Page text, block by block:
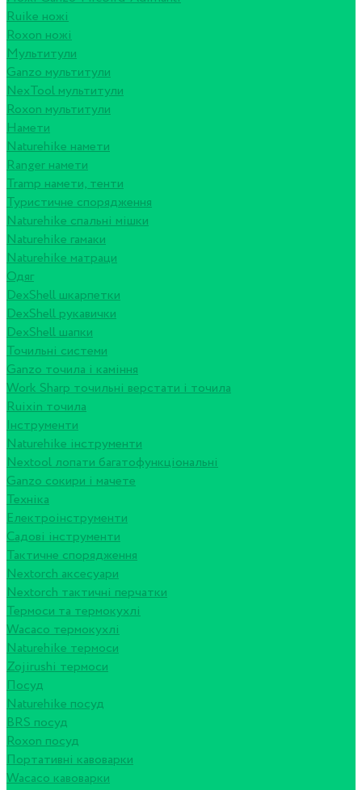
Ruike ножі
Roxon ножi
Мультитули
Ganzo мультитули
NexTool мультитули
Roxon мультитули
Намети
Naturehike намети
Ranger намети
Tramp намети, тенти
Туристичне спорядження
Naturehike спальні мішки
Naturehike гамаки
Naturehike матраци
Одяг
DexShell шкарпетки
DexShell рукавички
DexShell шапки
Точильні системи
Ganzo точила і каміння
Work Sharp точильні верстати і точила
Ruixin точила
Інструменти
Naturehike інструменти
Nextool лопати багатофункціональні
Ganzo сокири і мачете
Техніка
Електроінструменти
Садові інструменти
Тактичне спорядження
Nextorch аксесуари
Nextorch тактичні перчатки
Термоси та термокухлі
Wacaco термокухлі
Naturehike термоси
Zojirushi термоси
Посуд
Naturehike посуд
BRS посуд
Roxon посуд
Портативні кавоварки
Wacaco кавоварки